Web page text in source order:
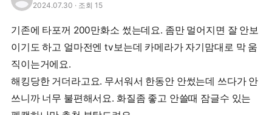
2024.07.30 · 조회 15
기존에 타포꺼 200만화소 썼는데요. 좀만 멀어지면 잘 안보
이기도 하고 얼마전엔 tv보는데 카메라가 자기맘대로 막 움
직이는거에요.
해킹당한 거더라고요. 무서워서 한동안 안썼는데 쓰다가 안
쓰니까 너무 불편해서요. 화질좀 좋고 안쓸때 잠글수 있는